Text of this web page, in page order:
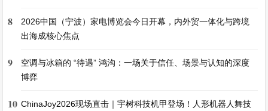
8
2026中国（宁波）家电博览会今日开幕，内外贸一体化与跨境
出海成核心焦点
9
空调与冰箱的 “待遇” 鸿沟：一场关于信任、场景与认知的深度
博弈
10 ChinaJoy2026现场直击｜宇树科技机甲登场！人形机器人舞技